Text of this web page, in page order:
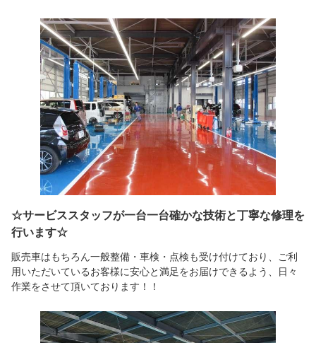
☆サービススタッフが一台一台確かな技術と丁寧な修理を
行います☆
販売車はもちろん一般整備・車検・点検も受け付けており、ご利
用いただいているお客様に安心と満足をお届けできるよう、日々
作業をさせて頂いております！！